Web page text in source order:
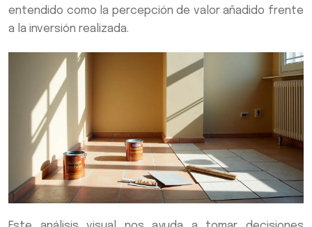
entendido como la percepción de valor añadido frente
a la inversión realizada.